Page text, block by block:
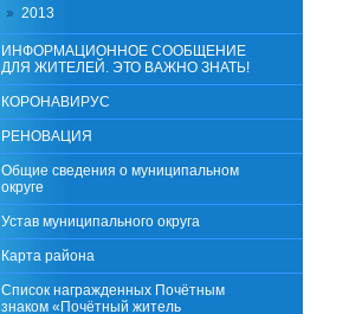
2013
ИНФОРМАЦИОННОЕ СООБЩЕНИЕ
ДЛЯ ЖИТЕЛЕЙ. ЭТО ВАЖНО ЗНАТЬ!
КОРОНАВИРУС
РЕНОВАЦИЯ
Общие сведения о муниципальном
округе
Устав муниципального округа
Карта района
Список награжденных Почётным
знаком «Почётный житель